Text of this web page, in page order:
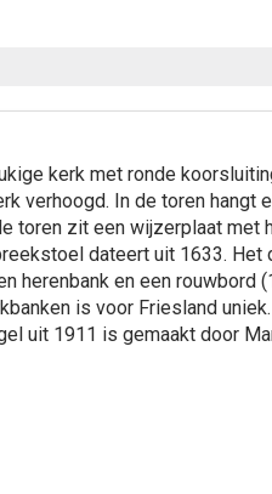
kerk met ronde
verhoogd. In de toren hangt
toren zit een wijzerplaat met
dateert uit 1633. Het
herenbank en een rouwbord
is voor Friesland
uit 1911 is gemaakt door